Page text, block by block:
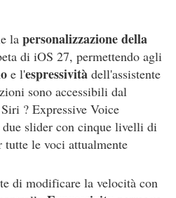
la personalizzazione della
di iOS 27, permettendo agli
e l'espressività dell'assistente
sono accessibili dal
? Expressive Voice
due slider con cinque livelli di
tutte le voci attualmente
di modificare la velocità con